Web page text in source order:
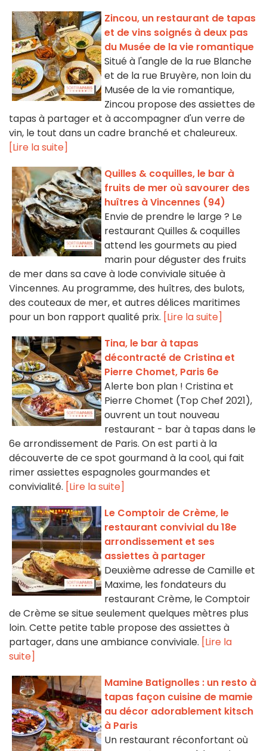
Zincou, un restaurant de tapas
et de vins soignés à deux pas
du Musée de la vie romantique
Situé à l'angle de la rue Blanche
et de la rue Bruyère, non loin du
Musée de la vie romantique,
Zincou propose des assiettes de
tapas à partager et à accompagner d'un verre de
vin, le tout dans un cadre branché et chaleureux.
[Lire la suite]
Quilles & coquilles, le bar à
fruits de mer où savourer des
huîtres à Vincennes (94)
Envie de prendre le large ? Le
restaurant Quilles & coquilles
attend les gourmets au pied
marin pour déguster des fruits
de mer dans sa cave à Iode conviviale située à
Vincennes. Au programme, des huîtres, des bulots,
des couteaux de mer, et autres délices maritimes
pour un bon rapport qualité prix. [Lire la suite]
Tina, le bar à tapas
décontracté de Cristina et
Pierre Chomet, Paris 6e
Alerte bon plan ! Cristina et
Pierre Chomet (Top Chef 2021),
ouvrent un tout nouveau
restaurant - bar à tapas dans le
6e arrondissement de Paris. On est parti à la
découverte de ce spot gourmand à la cool, qui fait
rimer assiettes espagnoles gourmandes et
convivialité. [Lire la suite]
Le Comptoir de Crème, le
restaurant convivial du 18e
arrondissement et ses
assiettes à partager
Deuxième adresse de Camille et
Maxime, les fondateurs du
restaurant Crème, le Comptoir
de Crème se situe seulement quelques mètres plus
loin. Cette petite table propose des assiettes à
partager, dans une ambiance conviviale. [Lire la
suite]
Mamine Batignolles : un resto à
tapas façon cuisine de mamie
au décor adorablement kitsch
à Paris
Un restaurant réconfortant où